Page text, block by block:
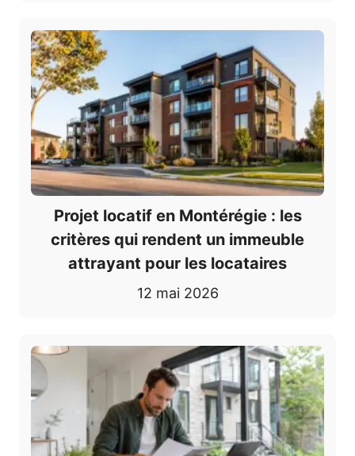
Projet locatif en Montérégie : les
critères qui rendent un immeuble
attrayant pour les locataires
12 mai 2026